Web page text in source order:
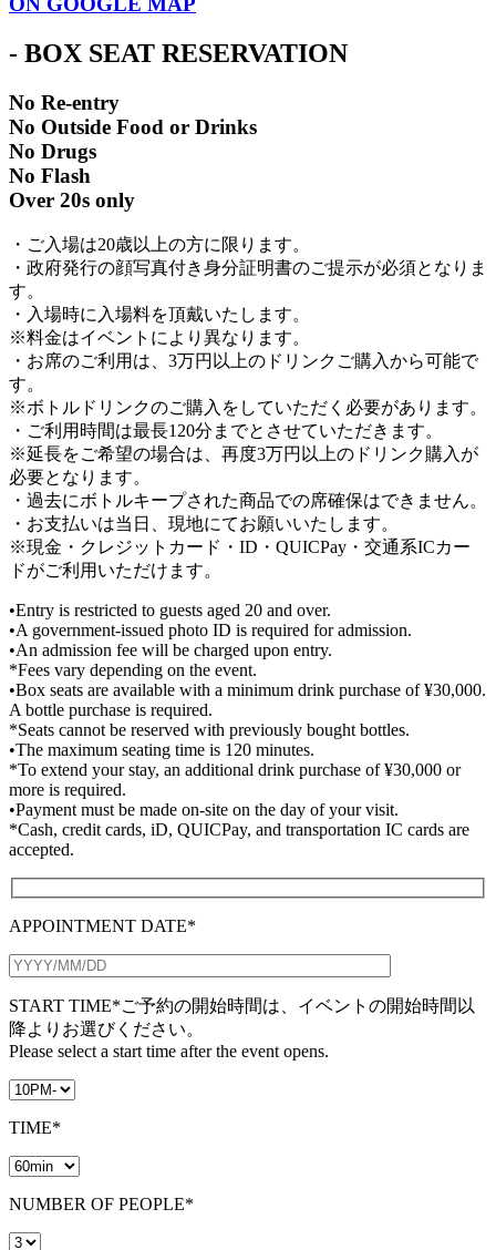
- BOX SEAT RESERVATION
No Re-entry
No Outside Food or Drinks
No Drugs
No Flash
Over 20s only
・ご入場は20歳以上の方に限ります。
・政府発行の顔写真付き身分証明書のご提示が必須となりま
す。
・入場時に入場料を頂戴いたします。
※料金はイベントにより異なります。
・お席のご利用は、3万円以上のドリンクご購入から可能で
す。
※ボトルドリンクのご購入をしていただく必要があります。
・ご利用時間は最長120分までとさせていただきます。
※延長をご希望の場合は、再度3万円以上のドリンク購入が
必要となります。
・過去にボトルキープされた商品での席確保はできません。
・お支払いは当日、現地にてお願いいたします。
※現金・クレジットカード・ID・QUICPay・交通系ICカー
ドがご利用いただけます。
•Entry is restricted to guests aged 20 and over.
•A government-issued photo ID is required for admission.
•An admission fee will be charged upon entry.
*Fees vary depending on the event.
•Box seats are available with a minimum drink purchase of ¥30,000.
A bottle purchase is required.
*Seats cannot be reserved with previously bought bottles.
•The maximum seating time is 120 minutes.
*To extend your stay, an additional drink purchase of ¥30,000 or
more is required.
•Payment must be made on-site on the day of your visit.
*Cash, credit cards, iD, QUICPay, and transportation IC cards are
accepted.
APPOINTMENT DATE*
START TIME*ご予約の開始時間は、イベントの開始時間以
降よりお選びください。
Please select a start time after the event opens.
TIME*
NUMBER OF PEOPLE*